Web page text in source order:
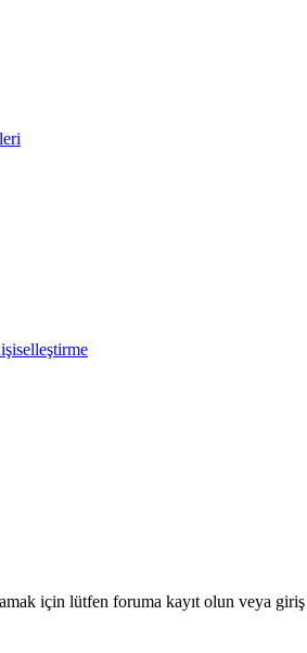
için lütfen foruma kayıt olun veya giriş